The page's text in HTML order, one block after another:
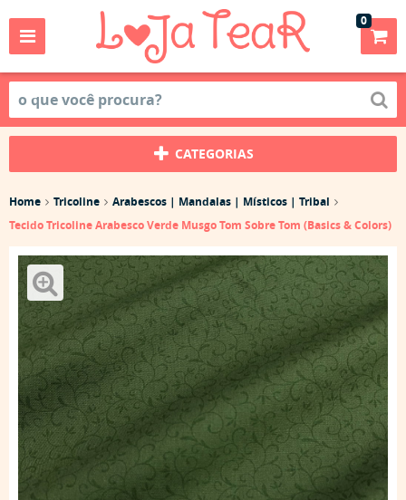
0
CATEGORIAS
Home Tricoline
Arabescos | Mandalas | Místicos | Tribal
Tecido Tricoline Arabesco Verde Musgo Tom Sobre Tom (Basics & Colors)